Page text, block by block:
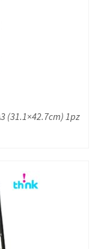
(31.1×42.7cm) 1pz